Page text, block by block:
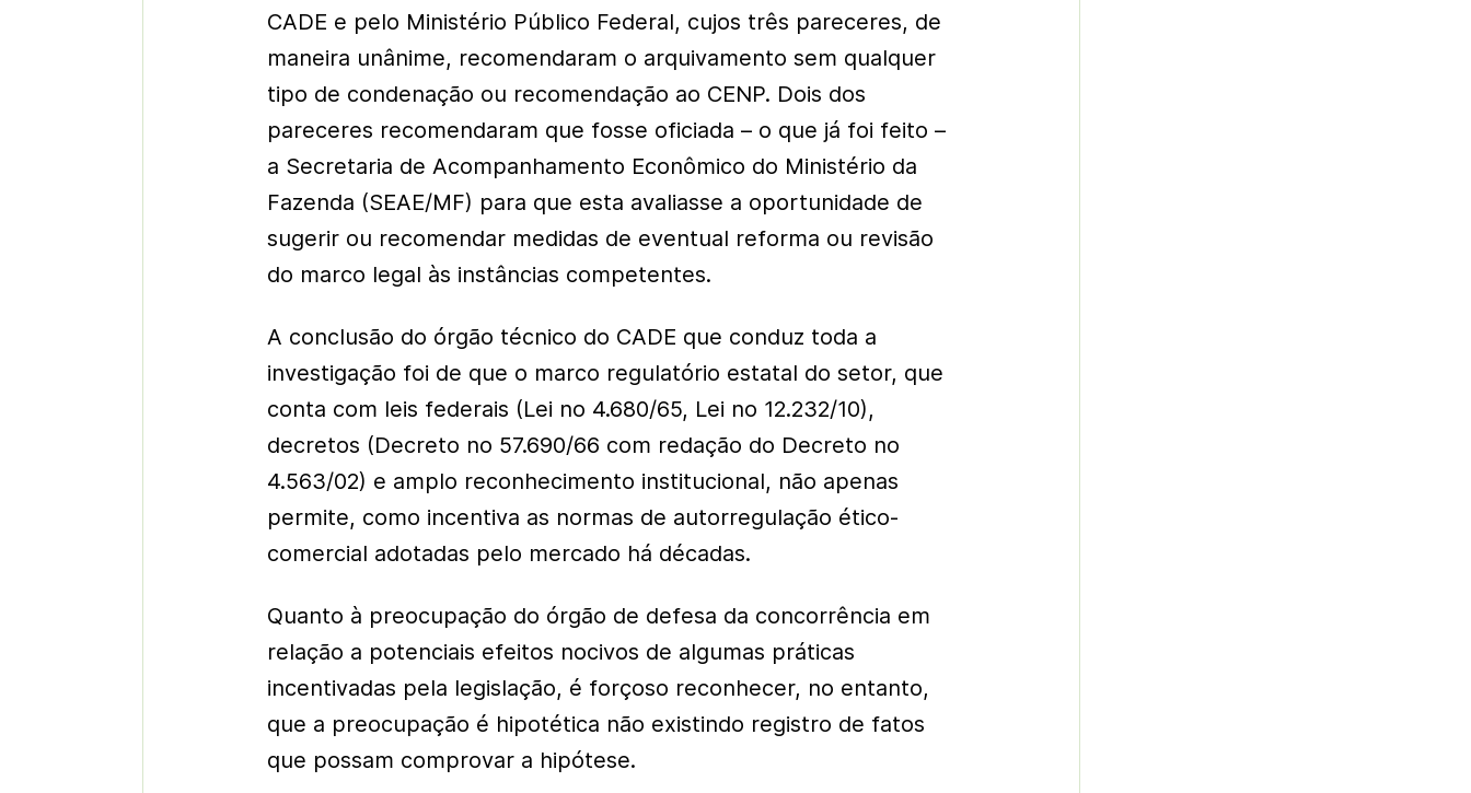
CADE e pelo Ministério Público Federal, cujos três pareceres, de
maneira unânime, recomendaram o arquivamento sem qualquer
tipo de condenação ou recomendação ao CENP. Dois dos
pareceres recomendaram que fosse oficiada – o que já foi feito –
a Secretaria de Acompanhamento Econômico do Ministério da
Fazenda (SEAE/MF) para que esta avaliasse a oportunidade de
sugerir ou recomendar medidas de eventual reforma ou revisão
do marco legal às instâncias competentes.
A conclusão do órgão técnico do CADE que conduz toda a
investigação foi de que o marco regulatório estatal do setor, que
conta com leis federais (Lei no 4.680/65, Lei no 12.232/10),
decretos (Decreto no 57.690/66 com redação do Decreto no
4.563/02) e amplo reconhecimento institucional, não apenas
permite, como incentiva as normas de autorregulação ético-
comercial adotadas pelo mercado há décadas.
Quanto à preocupação do órgão de defesa da concorrência em
relação a potenciais efeitos nocivos de algumas práticas
incentivadas pela legislação, é forçoso reconhecer, no entanto,
que a preocupação é hipotética não existindo registro de fatos
que possam comprovar a hipótese.